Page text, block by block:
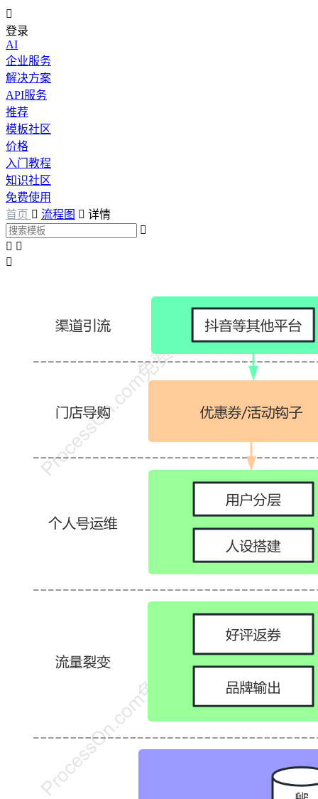

登录
AI
企业服务
解决方案
API服务
推荐
模板社区
价格
入门教程
知识社区
免费使用
首页  流程图  详情

 
